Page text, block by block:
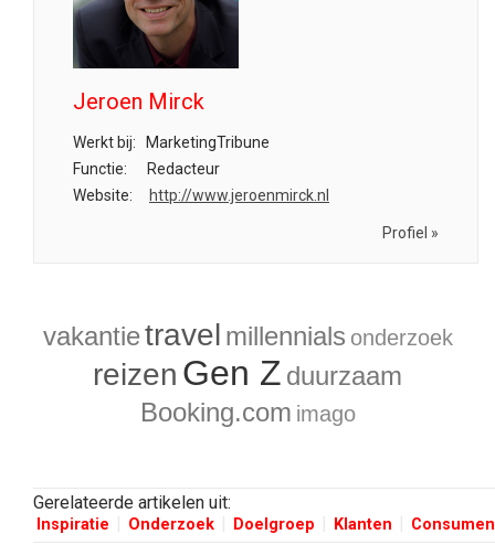
Jeroen Mirck
Werkt bij:
MarketingTribune
Functie:
Redacteur
Website:
http://www.jeroenmirck.nl
Profiel »
vakantietravel millennials onderzoek
reizen Gen Z duurzaam
Booking.com imago
Gerelateerde artikelen uit:
Inspiratie Onderzoek Doelgroep Klanten